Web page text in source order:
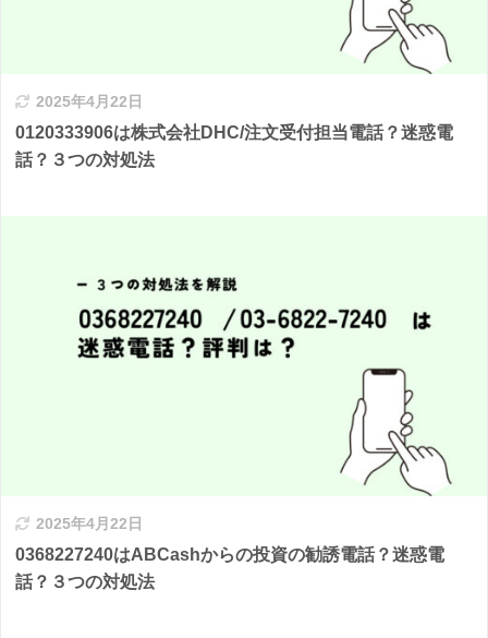
2025年4月22日
0120333906は株式会社DHC/注文受付担当電話？迷惑電
話？３つの対処法
2025年4月22日
0368227240はABCashからの投資の勧誘電話？迷惑電
話？３つの対処法